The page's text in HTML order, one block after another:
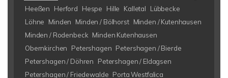
Heeßen
Herford Hespe Hille Kalletal
Lübbecke
Löhne
Minden Minden / Bölhorst Minden / Kutenhausen
Minden / Rodenbeck Minden Kutenhausen
Obernkirchen
Petershagen Petershagen / Bierde
Petershagen / Döhren
Petershagen / Eldagsen
Petershagen / Friedewalde Porta Westfalica